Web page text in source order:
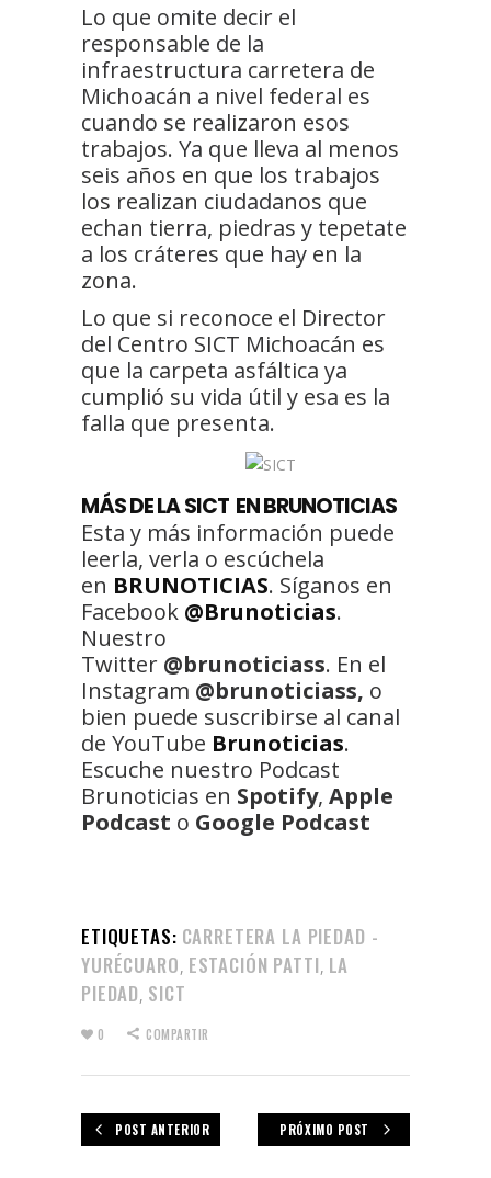
Lo que omite decir el
responsable de la
infraestructura carretera de
Michoacán a nivel federal es
cuando se realizaron esos
trabajos. Ya que lleva al menos
seis años en que los trabajos
los realizan ciudadanos que
echan tierra, piedras y tepetate
a los cráteres que hay en la
zona.
Lo que si reconoce el Director
del Centro SICT Michoacán es
que la carpeta asfáltica ya
cumplió su vida útil y esa es la
falla que presenta.
MÁSDE LA SICT EN BRUNOTICIAS
Esta y más información puede
leerla, verla o escúchela
en BRUNOTICIAS. Síganos en
Facebook @Brunoticias.
Nuestro
Twitter @brunoticiass. En el
Instagram @brunoticiass, o
bien puede suscribirse al canal
de YouTube Brunoticias.
Escuche nuestro Podcast
Brunoticias en Spotify, Apple
Podcast o Google Podcast
ETIQUETAS: CARRETERA LA PIEDAD -
YURÉCUARO, ESTACIÓN PATTI, LA
PIEDAD, SICT
0 COMPARTIR
POST ANTERIOR PRÓXIMO POST